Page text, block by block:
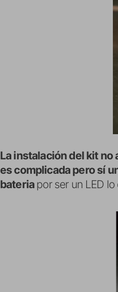
La instalación del kit no
es complicada pero sí
bateria por ser un LED